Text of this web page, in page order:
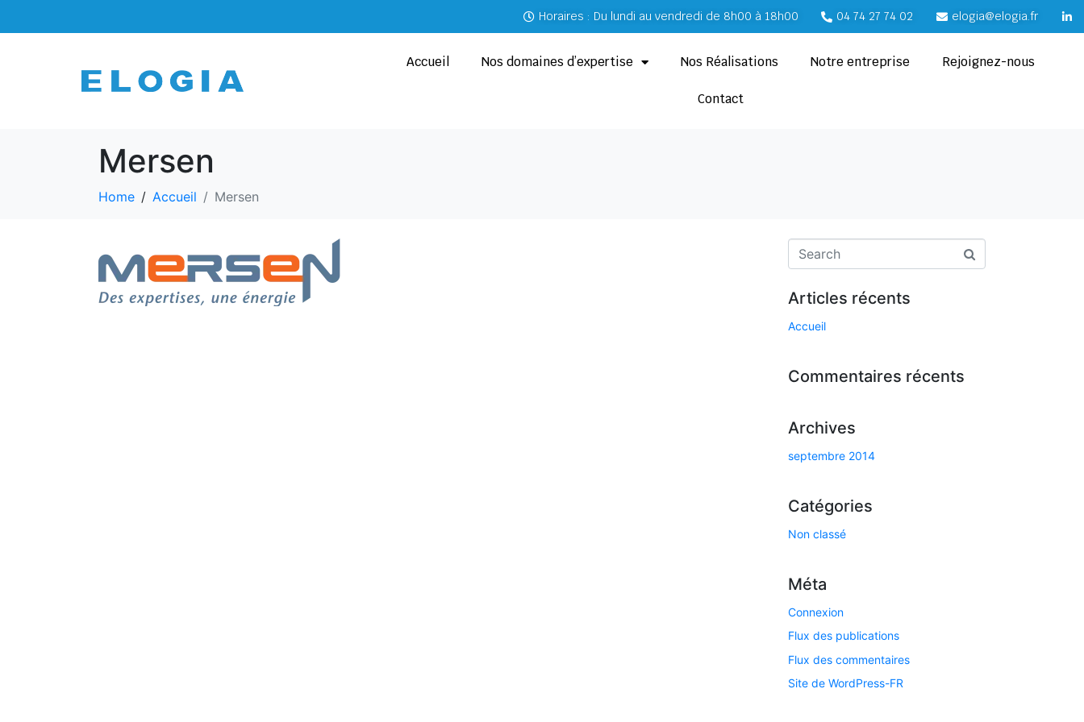
Horaires : Du lundi au vendredi de 8h00 à 18h00 04 74 27 74 02 elogia@elogia.fr
Accueil Nos domaines d’expertise Nos Réalisations Notre entreprise Rejoignez-nous
Contact
Mersen
Home Accueil Mersen
Articles récents
Accueil
Commentaires récents
Archives
septembre 2014
Catégories
Non classé
Méta
Connexion
Flux des publications
Flux des commentaires
Site de WordPress-FR